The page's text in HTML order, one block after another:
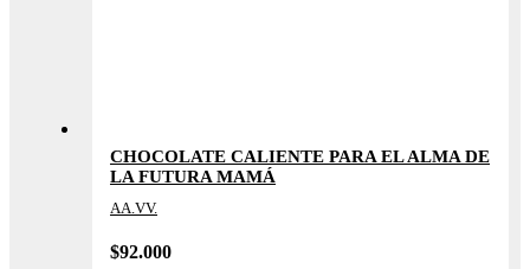
CHOCOLATE CALIENTE PARA EL ALMA DE
LA FUTURA MAMÁ
AA.VV.
$92.000